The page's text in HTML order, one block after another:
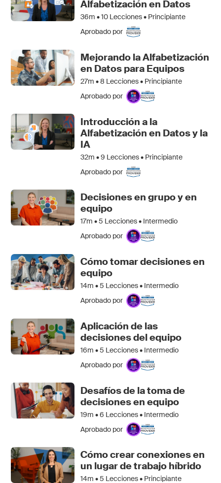
Alfabetización en Datos
36m •10 Lecciones • Principiante
Aprobado por
Mejorando la Alfabetización
en Datos para Equipos
27m •8 Lecciones • Principiante
Aprobado por
Introducción a la
Alfabetización en Datos y la
IA
32m •9 Lecciones • Principiante
Aprobado por
Decisiones en grupo y en
equipo
17m •5 Lecciones • Intermedio
Aprobado por
Cómo tomar decisiones en
equipo
14m •5 Lecciones • Intermedio
Aprobado por
Aplicación de las
decisiones del equipo
16m •5 Lecciones • Intermedio
Aprobado por
Desafíos de la toma de
decisiones en equipo
19m •6 Lecciones • Intermedio
Aprobado por
Cómo crear conexiones en
un lugar de trabajo híbrido
14m •5 Lecciones • Principiante